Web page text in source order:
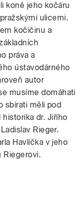
koně jeho kočáru
ulicemi.
kočičinu a
práva a
ústavodárného
autor
musíme domáhati
sbírati měli pod
dr. Jiřího
Rieger.
Havlíčka v jeho
Riegerovi.